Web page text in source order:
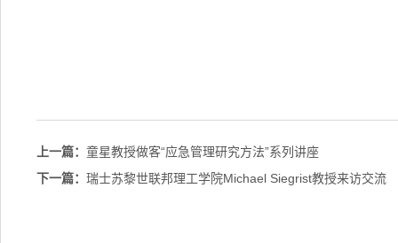
上一篇： 童星教授做客“应急管理研究方法”系列讲座
下一篇： 瑞士苏黎世联邦理工学院Michael Siegrist教授来访交流